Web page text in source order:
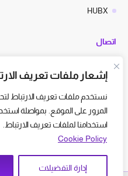
إشعار ملفات تعريف
نستخدم ملفات تعريف الارتباط
المرور على الموقع. بمواصلة
استخدامنا لملفات تعريف الارتباط.
Cookie Policy
إدارة التفضيلات
HUBX
اتصال
hello@cyberx.world